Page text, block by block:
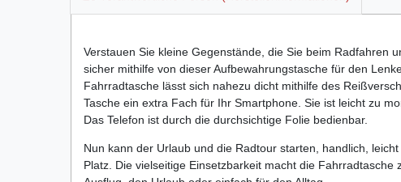
Verstauen Sie kleine Gegenstände, die Sie beim Radfahren
sicher mithilfe von dieser Aufbewahrungstasche für den
Fahrradtasche lässt sich nahezu dicht mithilfe des
Tasche ein extra Fach für Ihr Smartphone. Sie ist leicht zu
Das Telefon ist durch die durchsichtige Folie bedienbar.
Nun kann der Urlaub und die Radtour starten, handlich,
Platz. Die vielseitige Einsetzbarkeit macht die Fahrradtasche